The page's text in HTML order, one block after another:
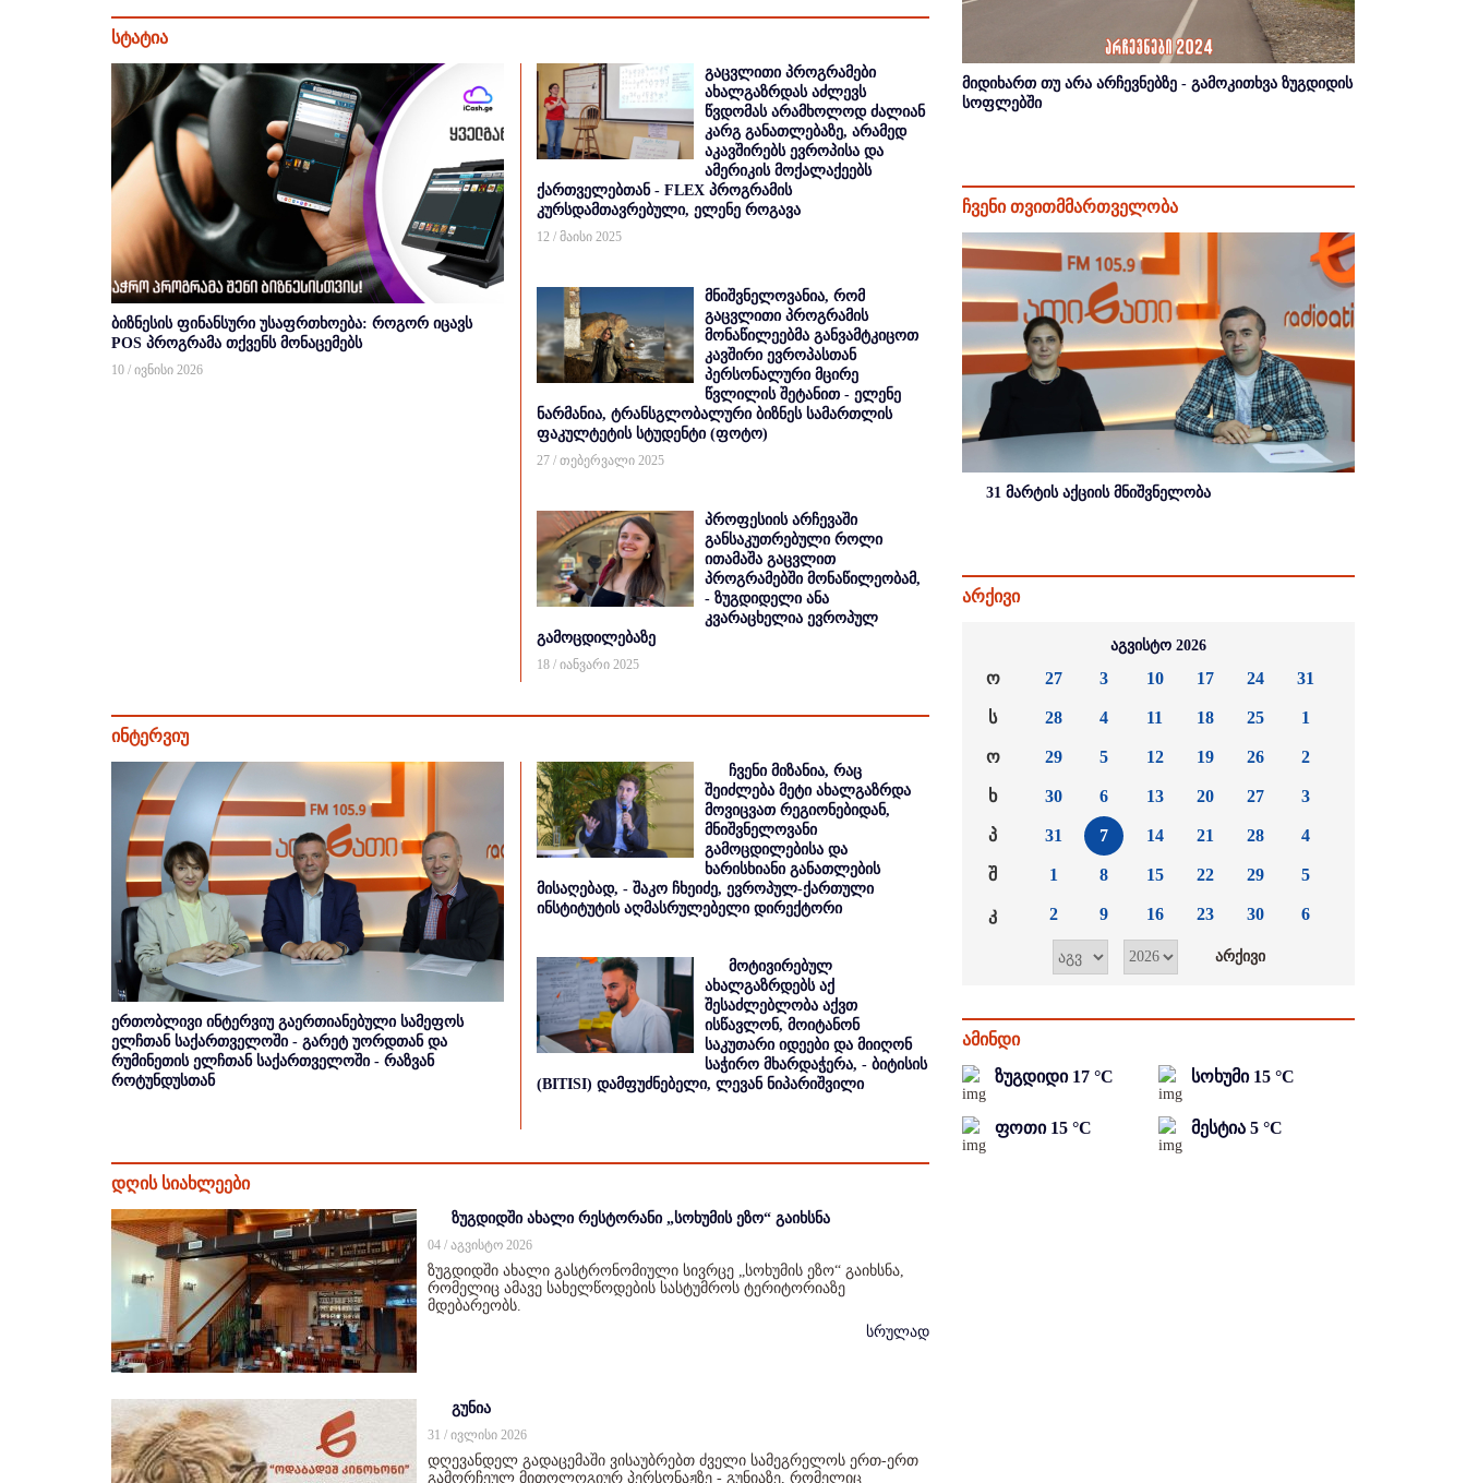
სტატია
ბიზნესის ფინანსური უსაფრთხოება: როგორ იცავს
POS პროგრამა თქვენს მონაცემებს
10 / ივნისი 2026
გაცვლითი პროგრამები
ახალგაზრდას აძლევს
წვდომას არამხოლოდ ძალიან
კარგ განათლებაზე, არამედ
აკავშირებს ევროპისა და
ამერიკის მოქალაქეებს
ქართველებთან - FLEX პროგრამის
კურსდამთავრებული, ელენე როგავა
12 / მაისი 2025
მნიშვნელოვანია, რომ
გაცვლითი პროგრამის
მონაწილეებმა განვამტკიცოთ
კავშირი ევროპასთან
პერსონალური მცირე
წვლილის შეტანით - ელენე
ნარმანია, ტრანსგლობალური ბიზნეს სამართლის
ფაკულტეტის სტუდენტი (ფოტო)
27 / თებერვალი 2025
პროფესიის არჩევაში
განსაკუთრებული როლი
ითამაშა გაცვლით
პროგრამებში მონაწილეობამ,
- ზუგდიდელი ანა
კვარაცხელია ევროპულ
გამოცდილებაზე
18 / იანვარი 2025
ინტერვიუ
ერთობლივი ინტერვიუ გაერთიანებული სამეფოს
ელჩთან საქართველოში - გარეტ უორდთან და
რუმინეთის ელჩთან საქართველოში - რაზვან
როტუნდუსთან
ჩვენი მიზანია, რაც
შეიძლება მეტი ახალგაზრდა
მოვიცვათ რეგიონებიდან,
მნიშვნელოვანი
გამოცდილებისა და
ხარისხიანი განათლების
მისაღებად, - შაკო ჩხეიძე, ევროპულ-ქართული
ინსტიტუტის აღმასრულებელი დირექტორი
მოტივირებულ
ახალგაზრდებს აქ
შესაძლებლობა აქვთ
ისწავლონ, მოიტანონ
საკუთარი იდეები და მიიღონ
საჭირო მხარდაჭერა, - ბიტისის
(BITISI) დამფუძნებელი, ლევან ნიპარიშვილი
დღის სიახლეები
ზუგდიდში ახალი რესტორანი „სოხუმის ეზო“ გაიხსნა
04 / აგვისტო 2026
ზუგდიდში ახალი გასტრონომიული სივრცე „სოხუმის ეზო“ გაიხსნა,
რომელიც ამავე სახელწოდების სასტუმროს ტერიტორიაზე
მდებარეობს.
სრულად
გუნია
31 / ივლისი 2026
დღევანდელ გადაცემაში ვისაუბრებთ ძველი სამეგრელოს ერთ-ერთ
გამორჩეულ მითოლოგიურ პერსონაჟზე - გუნიაზე, რომელიც
მიდიხართ თუ არა არჩევნებზე - გამოკითხვა ზუგდიდის
სოფლებში
ჩვენი თვითმმართველობა
31 მარტის აქციის მნიშვნელობა
არქივი
აგვისტო 2026
ო
ს
ო
ხ
პ
შ
კ
27
28
29
30
31
1
2
3
4
5
6
7
8
9
10
11
12
13
14
15
16
17
18
19
20
21
22
23
24
25
26
27
28
29
30
31
1
2
3
4
5
6
ამინდი
ზუგდიდი 17 °C სოხუმი 15 °C
ფოთი 15 °C მესტია 5 °C